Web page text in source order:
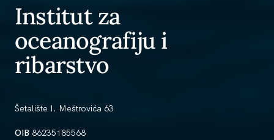
Institut za
oceanografiju i
ribarstvo
Šetalište I. Meštrovića 63
OIB 86235185568